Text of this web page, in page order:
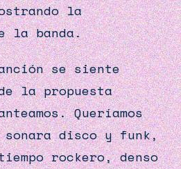
la
la banda.
se siente
la propuesta
Queríamos
disco y funk,
rockero, denso